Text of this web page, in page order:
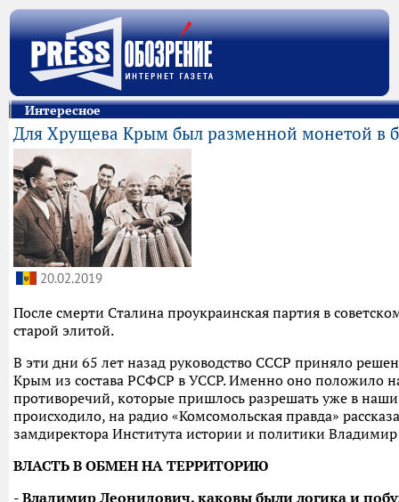
Интересное
Для Хрущева Крым был разменной монетой в
20.02.2019
После смерти Сталина проукраинская партия в
старой элитой.
В эти дни 65 лет назад руководство СССР приняло
Крым из состава РСФСР в УССР. Именно оно положило
противоречий, которые пришлось разрешать уже в
происходило, на радио «Комсомольская правда»
замдиректора Института истории и политики
ВЛАСТЬ В ОБМЕН НА ТЕРРИТОРИЮ
- Владимир Леонидович, каковы были логика и